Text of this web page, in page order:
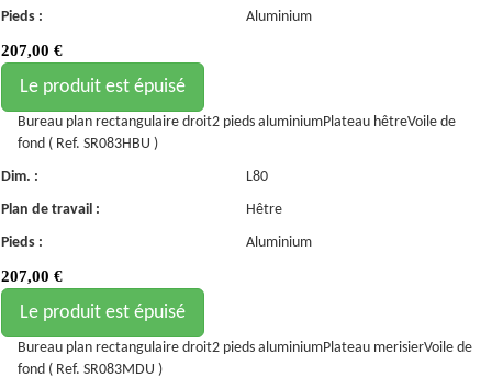
Pieds :
Aluminium
207,00 €
Le produit est épuisé
Bureau plan rectangulaire droit2 pieds aluminiumPlateau hêtreVoile de
fond ( Ref. SR083HBU )
Dim. :
L80
Plan de travail :
Hêtre
Pieds :
Aluminium
207,00 €
Le produit est épuisé
Bureau plan rectangulaire droit2 pieds aluminiumPlateau merisierVoile de
fond ( Ref. SR083MDU )